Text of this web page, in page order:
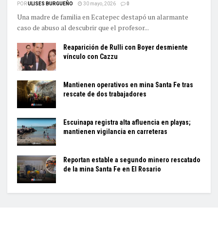
PORULISES BURGUEÑO 30 mayo, 2026 0
Una madre de familia en Ecatepec destapó un alarmante
caso de abuso al descubrir que el profesor...
Reaparición de Rulli con Boyer desmiente
vínculo con Cazzu
Mantienen operativos en mina Santa Fe tras
rescate de dos trabajadores
Escuinapa registra alta afluencia en playas;
mantienen vigilancia en carreteras
Reportan estable a segundo minero rescatado
de la mina Santa Fe en El Rosario